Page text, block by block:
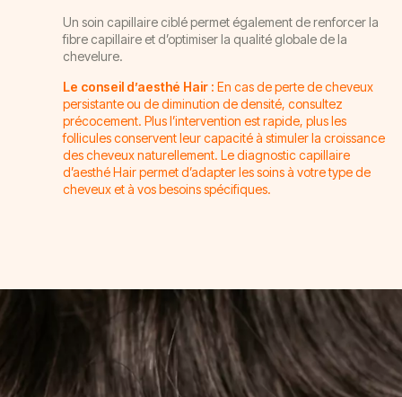
Un soin capillaire ciblé permet également de renforcer la
fibre capillaire et d’optimiser la qualité globale de la
chevelure.
Le conseil d’aesthé Hair : En cas de perte de cheveux
persistante ou de diminution de densité, consultez
précocement. Plus l’intervention est rapide, plus les
follicules conservent leur capacité à stimuler la croissance
des cheveux naturellement. Le diagnostic capillaire
d’aesthé Hair permet d’adapter les soins à votre type de
cheveux et à vos besoins spécifiques.